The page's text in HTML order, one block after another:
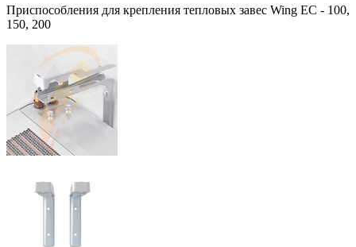
Приспособления для крепления тепловых завес Wing EC - 100,
150, 200